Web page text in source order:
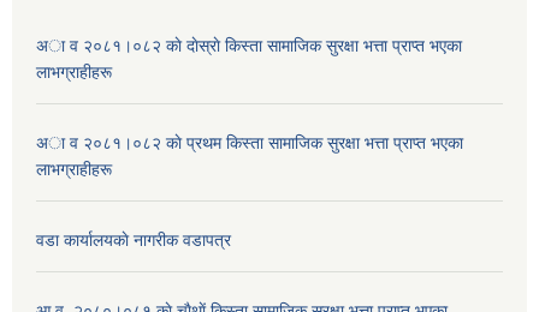
अा व २०८१।०८२ काे दाेस्राे किस्ता सामाजिक सुरक्षा भत्ता प्राप्त भएका
लाभग्राहीहरू
अा व २०८१।०८२ काे प्रथम किस्ता सामाजिक सुरक्षा भत्ता प्राप्त भएका
लाभग्राहीहरू
वडा कार्यालयकाे नागरीक वडापत्र